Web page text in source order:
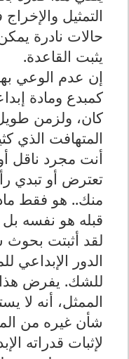
التمثيل
حالات نادرة يمكن
يثبت القاعدة.
إن عدم الوعي
كمبدع ومادة
كان، ولزمن
المتهافت الذي
أنت مجرد ناقل
تعترض أو تبدي
منك.. هو فقط
قبله هو نفسه
لقد أثبتت بحوث
الدور الإبداعي
للشك. يفرض
الممثل، أنه لا
شأن غيره من
لإثبات قدراته